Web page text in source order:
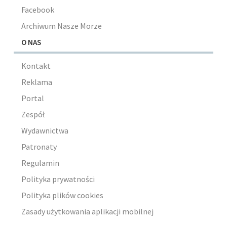
Facebook
Archiwum Nasze Morze
O NAS
Kontakt
Reklama
Portal
Zespół
Wydawnictwa
Patronaty
Regulamin
Polityka prywatności
Polityka plików cookies
Zasady użytkowania aplikacji mobilnej